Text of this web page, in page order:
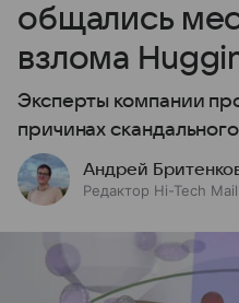
общались
взлома
Эксперты компании
причинах
Андрей
Редактор Hi-Tech Mail